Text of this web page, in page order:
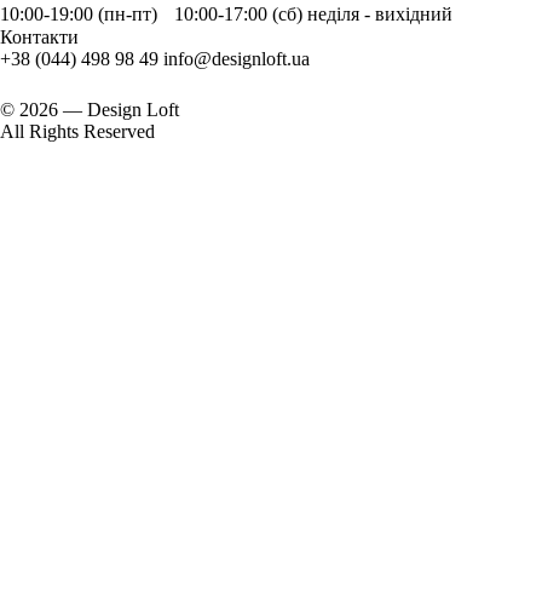
10:00-19:00 (пн-пт) 10:00-17:00 (сб) неділя - вихідний
Контакти
+38 (044) 498 98 49 info@designloft.ua
© 2026 — Design Loft
All Rights Reserved